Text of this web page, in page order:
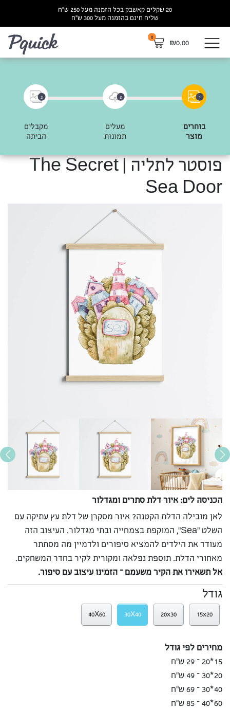
20 שקלים קאשבק בכל הזמנה מעל 250 ש”ח
שליח חינם בהזמנה מעל 300 ש”ח
₪0.00
0
1
בוחרים
מוצר
2
מעלים
תמונות
3
מקבלים
הביתה
פוסטר לתליה | The Secret
Sea Door
הכניסה לים: איור דלת סתרים ומגדלור
לאן מובילה הדלת הקטנה? איור מסקרן של דלת עץ עתיקה עם
השלט “Sea”, המוקפת בצמחייה ובתי מגדלור. העיצוב הזה
מעודד את הילדים להמציא סיפורים ולדמיין מה מסתתר
מאחורי הדלת. תוספת נפלאה ומקורית לקיר בחדר המשחקים.
אל תשאירו את הקיר משעמם – הזמינו עיצוב עם סיפור.
גודל
15x20
20x30
30X40
40X60
מחירים לפי גודל
15*20 – 29 ש”ח
20*30 – 49 ש”ח
40*30 – 69 ש”ח
60*40 – 85 ש”ח